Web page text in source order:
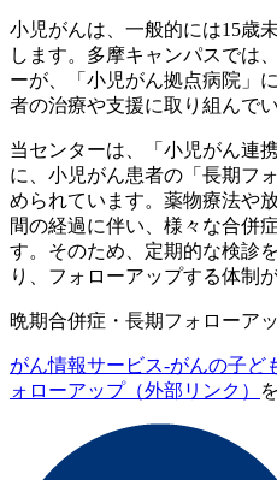
小児がんは、一般的には15歳
します。多摩キャンパスでは
ーが、「小児がん拠点病院」
者の治療や支援に取り組んでい
当センターは、「小児がん連
に、小児がん患者の「長期フ
められています。薬物療法や
間の経過に伴い、様々な合併
す。そのため、定期的な検診
り、フォローアップする体制
晩期合併症・長期フォローア
がん情報サービス-がんの子ど
ォローアップ（外部リンク）